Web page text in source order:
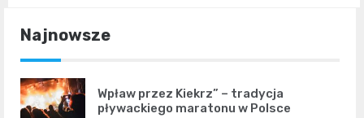
Najnowsze
Wpław przez Kiekrz” – tradycja
pływackiego maratonu w Polsce